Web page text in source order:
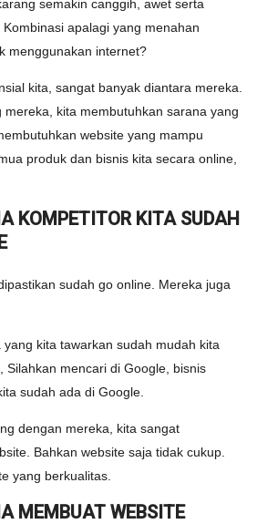
semakin canggih, awet serta
apalagi yang menahan
menggunakan internet?
kita, sangat banyak diantara mereka.
mereka, kita membutuhkan sarana yang
website yang mampu
produk dan bisnis kita secara online,
KOMPETITOR KITA SUDAH
sudah go online. Mereka juga
yang kita tawarkan sudah mudah kita
Silahkan mencari di Google, bisnis
sudah ada di Google.
dengan mereka, kita sangat
Bahkan website saja tidak cukup.
yang berkualitas.
MEMBUAT WEBSITE